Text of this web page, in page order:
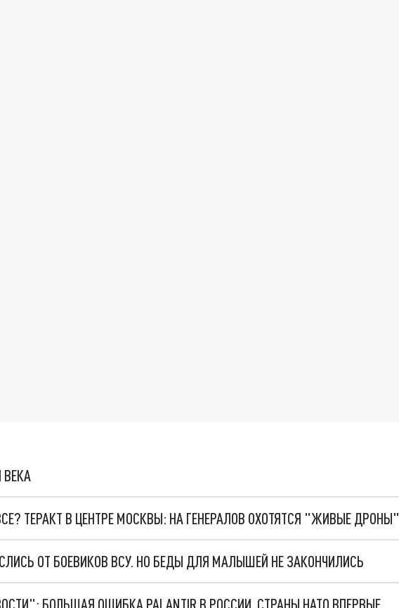
ТЕРАКТ В ЦЕНТРЕ МОСКВЫ: НА ГЕНЕРАЛОВ ОХОТЯТСЯ "ЖИВЫЕ ДРОНЫ"
ОТ БОЕВИКОВ ВСУ. НО БЕДЫ ДЛЯ МАЛЫШЕЙ НЕ ЗАКОНЧИЛИСЬ